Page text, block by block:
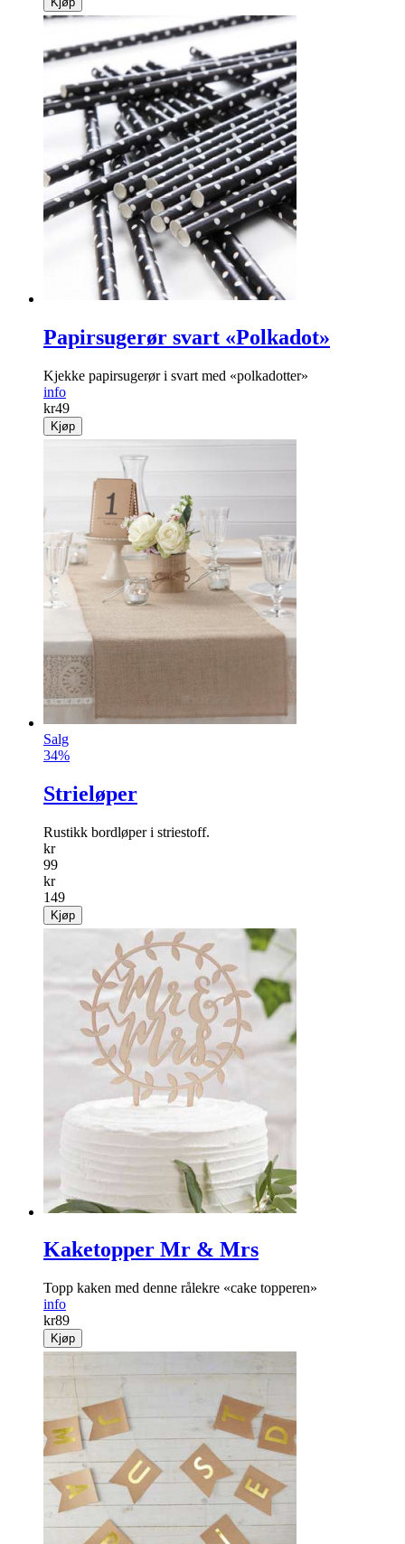
Papirsugerør svart «Polkadot»
Kjekke papirsugerør i svart med «polkadotter»
info
kr49
Kjøp
Salg
34%
Strieløper
Rustikk bordløper i striestoff.
kr
99
kr
149
Kjøp
Kaketopper Mr & Mrs
Topp kaken med denne rålekre «cake topperen»
info
kr89
Kjøp